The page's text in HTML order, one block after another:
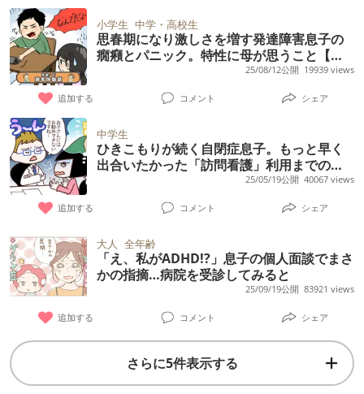
小学生 中学・高校生
思春期になり激しさを増す発達障害息子の
癇癪とパニック。特性に母が思うこと【読
25/08/12公開 19939 views
追加する コメント シェア
中学生
ひきこもりが続く自閉症息子。もっと早く
出合いたかった「訪問看護」利用までの道
25/05/19公開 40067 views
追加する コメント シェア
大人 全年齢
「え、私がADHD!?」息子の個人面談でまさ
かの指摘…病院を受診してみると
25/09/19公開 83921 views
追加する コメント シェア
さらに5件表示する